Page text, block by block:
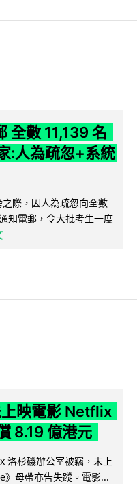
全數 11,139 名
:人為疏忽+系統
際，因人為疏忽向全數
知電郵，令大批考生一度
映電影 Netflix
8.19 億港元
洛杉磯辦公室被竊，未上
母帶亦告失蹤。電影...